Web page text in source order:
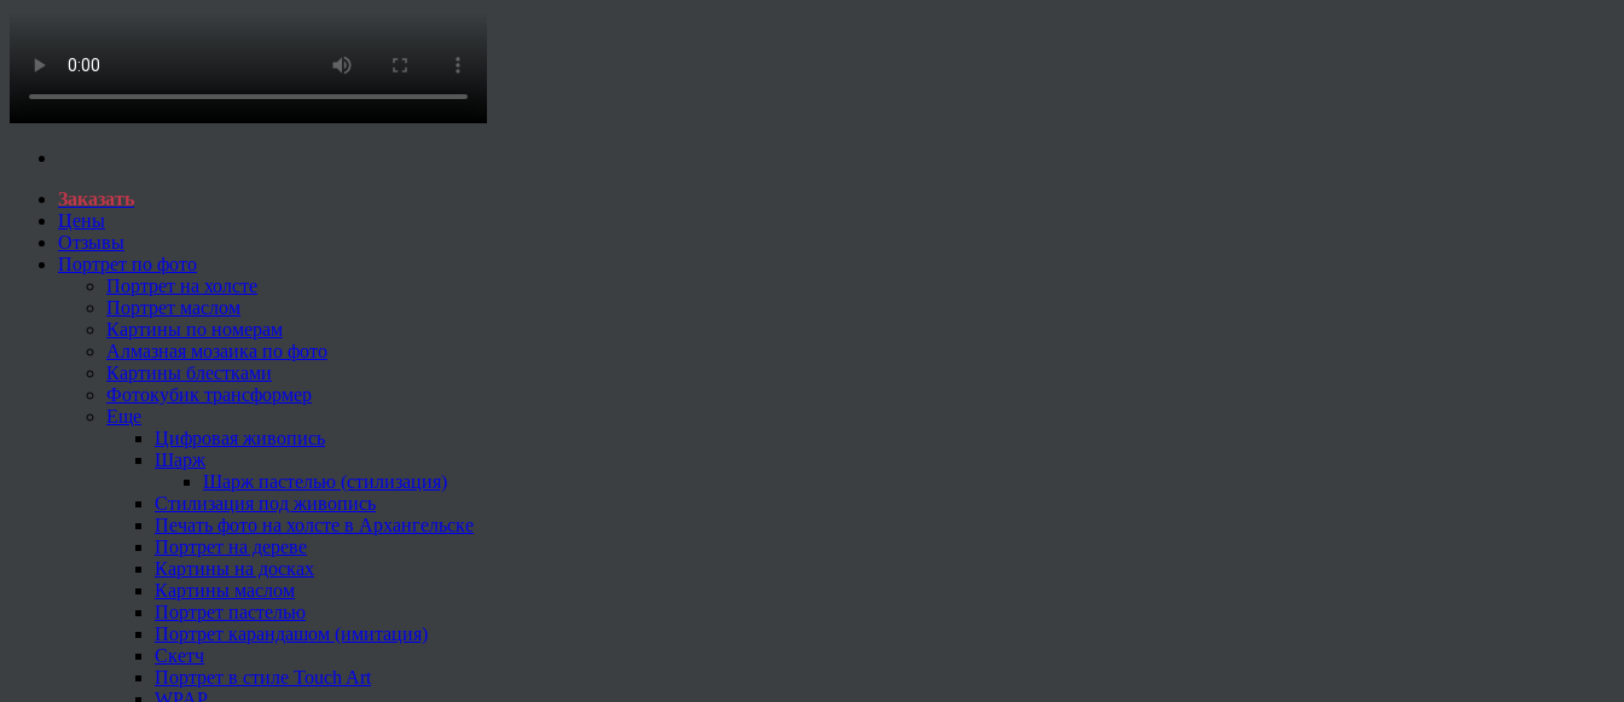
Заказать
Цены
Отзывы
Портрет по фото
Портрет на холсте
Портрет маслом
Картины по номерам
Алмазная мозаика по фото
Картины блестками
Фотокубик трансформер
Еще
Цифровая живопись
Шарж
Шарж пастелью (стилизация)
Стилизация под живопись
Печать фото на холсте в Архангельске
Портрет на дереве
Картины на досках
Картины маслом
Портрет пастелью
Портрет карандашом (имитация)
Скетч
Портрет в стиле Touch Art